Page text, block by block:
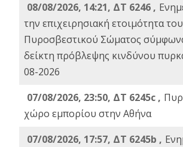
08/08/2026, 14:21, ΔΤ 6246 ,
την επιχειρησιακή ετοιμότητα του
Πυροσβεστικού Σώματος
δείκτη πρόβλεψης κινδύνου
08-2026
07/08/2026, 23:50, ΔΤ 6245c ,
χώρο εμπορίου στην Αθήνα
07/08/2026, 17:57, ΔΤ 6245b ,